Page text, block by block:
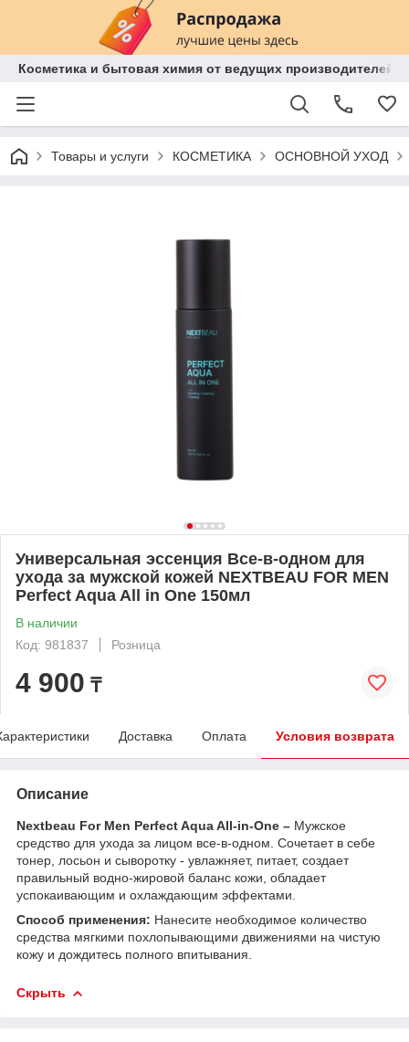
Косметика и бытовая химия от ведущих производителей
Товары и услуги КОСМЕТИКА ОСНОВНОЙ УХОД
Универсальная эссенция Все-в-одном для
ухода за мужской кожей NEXTBEAU FOR MEN
Perfect Aqua All in One 150мл
В наличии
Код: 981837
Розница
4 900 ₸
Доставка Оплата Условия возврата
Описание
Nextbeau For Men Perfect Aqua All-in-One – Мужское
средство для ухода за лицом все-в-одном. Сочетает в себе
тонер, лосьон и сыворотку - увлажняет, питает, создает
правильный водно-жировой баланс кожи, обладает
успокаивающим и охлаждающим эффектами.
Способ применения: Нанесите необходимое количество
средства мягкими похлопывающими движениями на чистую
кожу и дождитесь полного впитывания.
Скрыть